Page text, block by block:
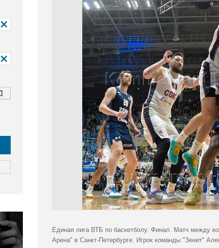
Единая лига ВТБ по баскетболу. Финал. Матч между
Арена" в Санкт-Петербурге. Игрок команды "Зенит"